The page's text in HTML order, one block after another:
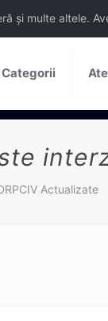
și multe altele.
Categorii
Actualizate